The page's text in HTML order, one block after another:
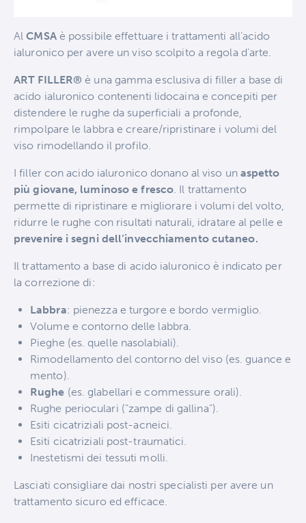
AlCMSAè possibile effettuare i trattamenti all’acido
ialuronico per avere un viso scolpito a regola d’arte.
ART FILLER® è una gamma esclusiva di filler a base di
acido ialuronico contenenti lidocaina e concepiti per
distendere le rughe da superficiali a profonde,
rimpolpare le labbra e creare/ripristinare i volumi del
viso rimodellando il profilo.
I filler con acido ialuronico donano al viso un aspetto
più giovane, luminoso e fresco. Il trattamento
permette di ripristinare e migliorare i volumi del volto,
ridurre le rughe con risultati naturali, idratare al pelle e
prevenire i segni dell’invecchiamento cutaneo.
Il trattamento a base di acido ialuronico è indicato per
la correzione di:
Labbra: pienezza e turgore e bordo vermiglio.
Volume e contorno delle labbra.
Pieghe (es. quelle nasolabiali).
Rimodellamento del contorno del viso (es. guance e
mento).
Rughe (es. glabellari e commessure orali).
Rughe perioculari (“zampe di gallina”).
Esiti cicatriziali post-acneici.
Esiti cicatriziali post-traumatici.
Inestetismi dei tessuti molli.
Lasciati consigliare dai nostri specialisti per avere un
trattamento sicuro ed efficace.